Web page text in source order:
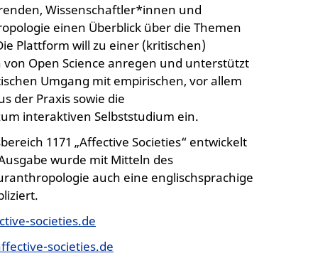
Wissenschaftler*innen und
einen Überblick über die Themen
Plattform will zu einer (kritischen)
Open Science anregen und unterstützt
Umgang mit empirischen, vor allem
der Praxis sowie die
interaktiven Selbststudium ein.
1171 „Affective Societies“ entwickelt
wurde mit Mitteln des
auch eine englischsprachige
societies.de
societies.de